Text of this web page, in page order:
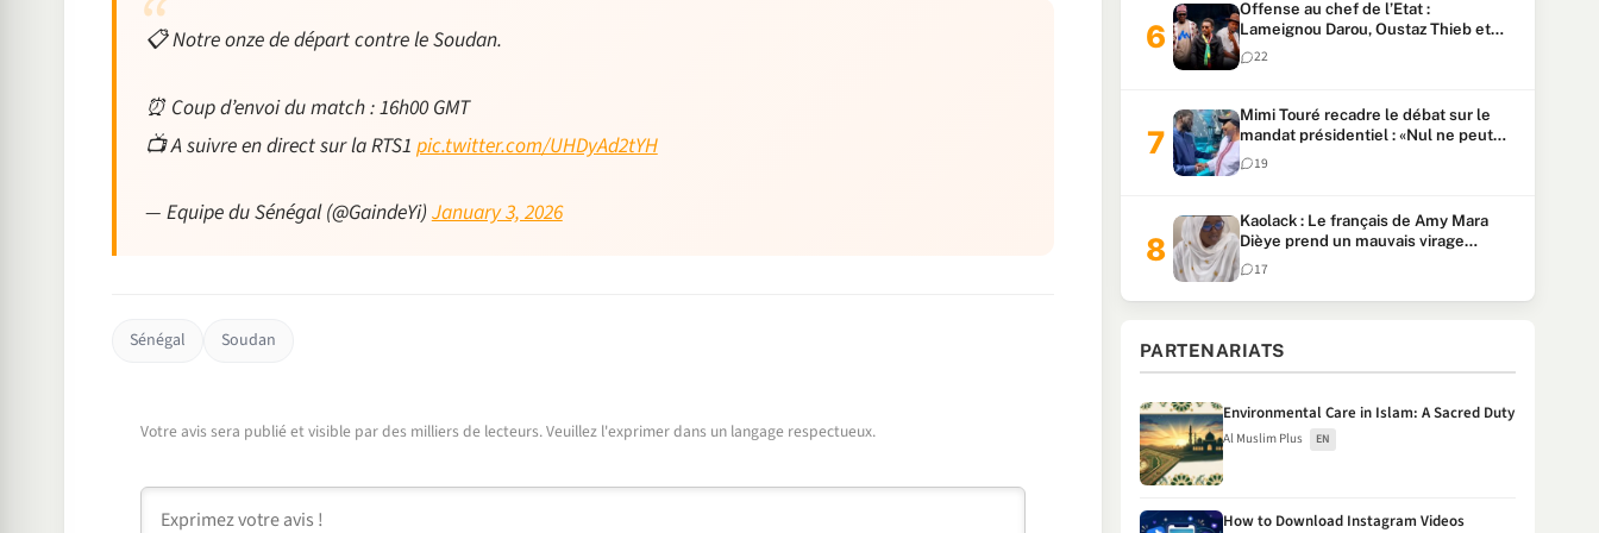
📋 Notre onze de départ contre le Soudan.
⏰ Coup d’envoi du match : 16h00 GMT
📺 A suivre en direct sur la RTS1 pic.twitter.com/UHDyAd2tYH
— Equipe du Sénégal (@GaindeYi)January 3, 2026
Sénégal Soudan
Votre avis sera publié et visible par des milliers de lecteurs. Veuillez l'exprimer dans un langage respectueux.
Offense au chef de l’Etat :
Lameignou Darou, Oustaz Thieb et
Ndiaye Touba lourdement
condamnés
22
Mimi Touré recadre le débat sur le
mandat présidentiel : «Nul ne peut
faire plus de deux mandats
consécutifs de 5 ans»
19
Kaolack : Le français de Amy Mara
Dièye prend un mauvais virage
(Vidéo)
17
PARTENARIATS
Environmental Care in Islam: A Sacred Duty
Al Muslim Plus EN
How to Download Instagram Videos